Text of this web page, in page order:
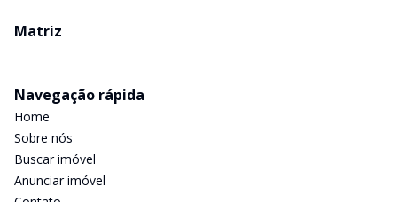
Matriz
Navegação rápida
Home
Sobre nós
Buscar imóvel
Anunciar imóvel